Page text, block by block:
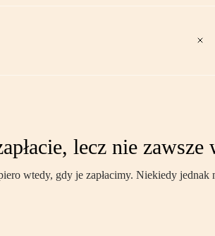
lecz nie
wtedy, gdy je zapłacimy. Niekiedy jednak